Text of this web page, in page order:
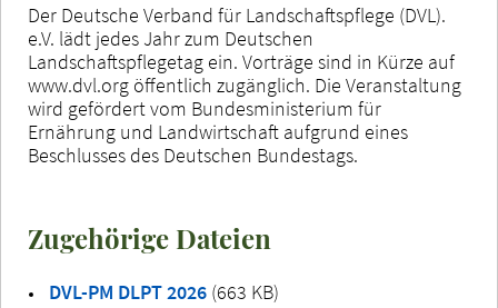
Der Deutsche Verband für Landschaftspflege (DVL).
e.V. lädt jedes Jahr zum Deutschen
Landschaftspflegetag ein. Vorträge sind in Kürze auf
www.dvl.org öffentlich zugänglich. Die Veranstaltung
wird gefördert vom Bundesministerium für
Ernährung und Landwirtschaft aufgrund eines
Beschlusses des Deutschen Bundestags.
Zugehörige Dateien
DVL-PM DLPT 2026 (663 KB)